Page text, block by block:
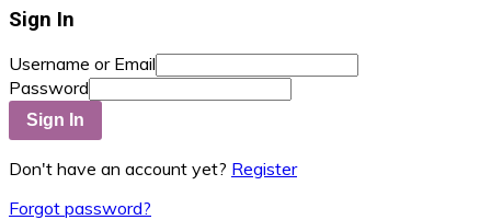
Sign In
Username or Email
Password
Sign In
Don't have an account yet? Register
Forgot password?